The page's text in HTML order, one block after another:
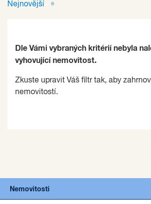
Nejnovější
Dle Vámi vybraných kritérií nebyla
vyhovující nemovitost.
Zkuste upravit Váš filtr tak, aby
nemovitostí.
Nemovitosti